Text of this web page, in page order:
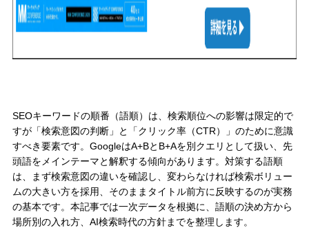
SEOキーワードの順番（語順）は、検索順位への影響は限定的で
すが「検索意図の判断」と「クリック率（CTR）」のために意識
すべき要素です。GoogleはA+BとB+Aを別クエリとして扱い、先
頭語をメインテーマと解釈する傾向があります。対策する語順
は、まず検索意図の違いを確認し、変わらなければ検索ボリュー
ムの大きい方を採用、そのままタイトル前方に反映するのが実務
の基本です。本記事では一次データを根拠に、語順の決め方から
場所別の入れ方、AI検索時代の方針までを整理します。